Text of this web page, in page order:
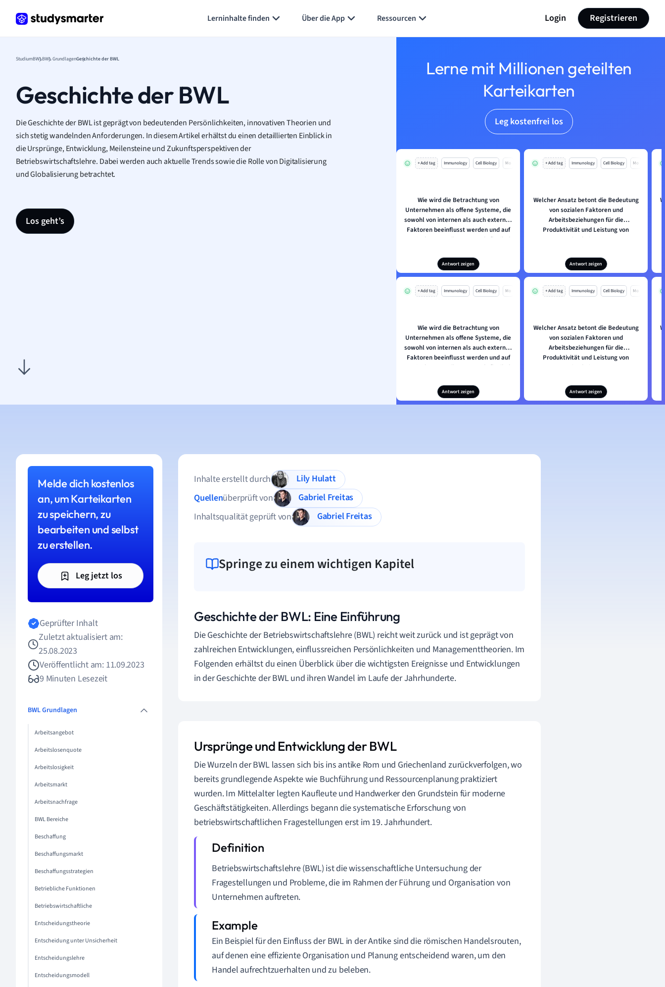
Lerninhalte finden Über die App Ressourcen Login Registrieren
StudiumBWLBWL GrundlagenGeschichte der BWL
Geschichte der BWL
Die Geschichte der BWL ist geprägt von bedeutenden Persönlichkeiten, innovativen Theorien und
sich stetig wandelnden Anforderungen. In diesem Artikel erhältst du einen detaillierten Einblick in
die Ursprünge, Entwicklung, Meilensteine und Zukunftsperspektiven der
Betriebswirtschaftslehre. Dabei werden auch aktuelle Trends sowie die Rolle von Digitalisierung
und Globalisierung betrachtet.
Los geht’s
Lerne mit Millionen geteilten
Karteikarten
Leg kostenfrei los
+ Add tag Immunology Cell Biology Mo
Wie wird die Betrachtung von
Unternehmen als offene Systeme, die
sowohl von internen als auch externen
Faktoren beeinflusst werden und auf
Veränderungen ihrer Umwelt flexibel
Antwort zeigen
+ Add tag Immunology Cell Biology Mo
Welcher Ansatz betont die Bedeutung
von sozialen Faktoren und
Arbeitsbeziehungen für die
Produktivität und Leistung von
Mitarbeitern?
Antwort zeigen
+ Add tag Immunology Cell Biology Mo
Wie wird die Betrachtung von
Unternehmen als offene Systeme, die
sowohl von internen als auch externen
Faktoren beeinflusst werden und auf
Veränderungen ihrer Umwelt flexibel
Antwort zeigen
+ Add tag Immunology Cell Biology Mo
Welcher Ansatz betont die Bedeutung
von sozialen Faktoren und
Arbeitsbeziehungen für die
Produktivität und Leistung von
Mitarbeitern?
Antwort zeigen
Melde dich kostenlos
an, um Karteikarten
zu speichern, zu
bearbeiten und selbst
zu erstellen.
Leg jetzt los
Geprüfter Inhalt
Zuletzt aktualisiert am:
25.08.2023
Veröffentlicht am: 11.09.2023
9 Minuten Lesezeit
BWL Grundlagen
Arbeitsangebot
Arbeitslosenquote
Arbeitslosigkeit
Arbeitsmarkt
Arbeitsnachfrage
BWL Bereiche
Beschaffung
Beschaffungsmarkt
Beschaffungsstrategien
Betriebliche Funktionen
Betriebswirtschaftliche
Entscheidungstheorie
Entscheidung unter Unsicherheit
Entscheidungslehre
Entscheidungsmodell
Inhalte erstellt durch
Lily Hulatt
Quellenüberprüft von
Gabriel Freitas
Inhaltsqualität geprüft von
Gabriel Freitas
Springe zu einem wichtigen Kapitel
Geschichte der BWL: Eine Einführung
Die Geschichte der Betriebswirtschaftslehre (BWL) reicht weit zurück und ist geprägt von
zahlreichen Entwicklungen, einflussreichen Persönlichkeiten und Managementtheorien. Im
Folgenden erhältst du einen Überblick über die wichtigsten Ereignisse und Entwicklungen
in der Geschichte der BWL und ihren Wandel im Laufe der Jahrhunderte.
Ursprünge und Entwicklung der BWL
Die Wurzeln der BWL lassen sich bis ins antike Rom und Griechenland zurückverfolgen, wo
bereits grundlegende Aspekte wie Buchführung und Ressourcenplanung praktiziert
wurden. Im Mittelalter legten Kaufleute und Handwerker den Grundstein für moderne
Geschäftstätigkeiten. Allerdings begann die systematische Erforschung von
betriebswirtschaftlichen Fragestellungen erst im 19. Jahrhundert.
Betriebswirtschaftslehre (BWL) ist die wissenschaftliche Untersuchung der
Fragestellungen und Probleme, die im Rahmen der Führung und Organisation von
Unternehmen auftreten.
Ein Beispiel für den Einfluss der BWL in der Antike sind die römischen Handelsrouten,
auf denen eine effiziente Organisation und Planung entscheidend waren, um den
Handel aufrechtzuerhalten und zu beleben.